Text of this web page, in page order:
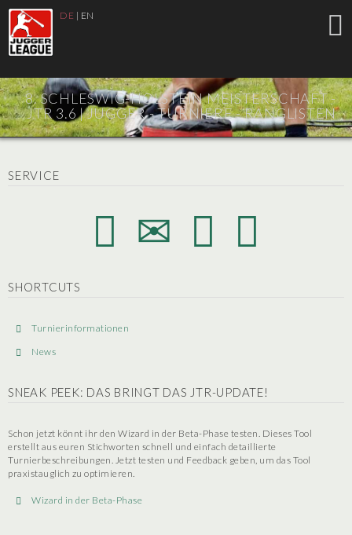
DE | EN
8. SCHLESWIG-HOLSTEIN MEISTERSCHAFT -
JTR 3.6 |JUGGER - TURNIERE - RANGLISTEN
SERVICE
SHORTCUTS
Turnierinformationen
News
SNEAK PEEK: DAS BRINGT DAS JTR-UPDATE!
Schon jetzt könnt ihr den Wizard in der Beta-Phase testen. Dieses Tool
erstellt aus euren Stichworten schnell und einfach detaillierte
Turnierbeschreibungen. Jetzt testen und Feedback geben, um das Tool
praxistauglich zu optimieren.
Wizard in der Beta-Phase